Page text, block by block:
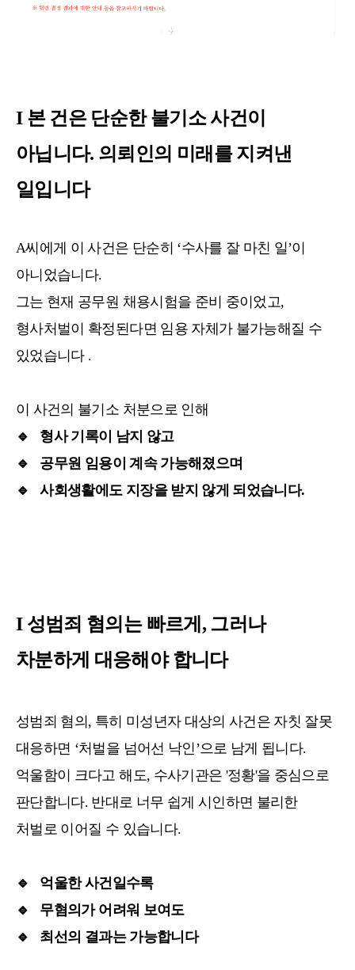
I 본 건은 단순한 불기소 사건이
아닙니다. 의뢰인의 미래를 지켜낸
일입니다
A씨에게 이 사건은 단순히 ‘수사를 잘 마친 일’이
아니었습니다.
그는 현재 공무원 채용시험을 준비 중이었고,
형사처벌이 확정된다면 임용 자체가 불가능해질 수
있었습니다 .
이 사건의 불기소 처분으로 인해
🔹
형사 기록이 남지 않고
🔹
공무원 임용이 계속 가능해졌으며
🔹
사회생활에도 지장을 받지 않게 되었습니다.
I 성범죄 혐의는 빠르게, 그러나
차분하게 대응해야 합니다
성범죄 혐의, 특히 미성년자 대상의 사건은 자칫 잘못
대응하면 ‘처벌을 넘어선 낙인’으로 남게 됩니다.
억울함이 크다고 해도, 수사기관은 '정황'을 중심으로
판단합니다. 반대로 너무 쉽게 시인하면 불리한
처벌로 이어질 수 있습니다.
🔹 억울한 사건일수록
🔹
무혐의가 어려워 보여도
🔹
최선의 결과는 가능합니다